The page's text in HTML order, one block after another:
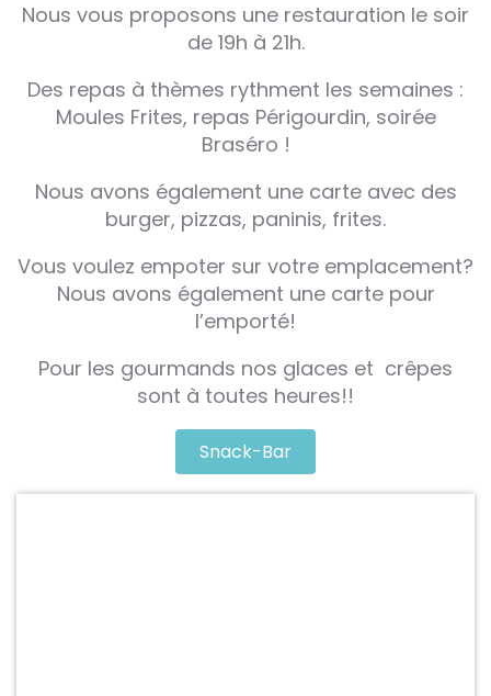
Nous vous proposons une restauration le soir
de 19h à 21h.
Des repas à thèmes rythment les semaines :
Moules Frites, repas Périgourdin, soirée
Braséro !
Nous avons également une carte avec des
burger, pizzas, paninis, frites.
Vous voulez empoter sur votre emplacement?
Nous avons également une carte pour
l’emporté!
Pour les gourmands nos glaces et crêpes
sont à toutes heures!!
Snack-Bar